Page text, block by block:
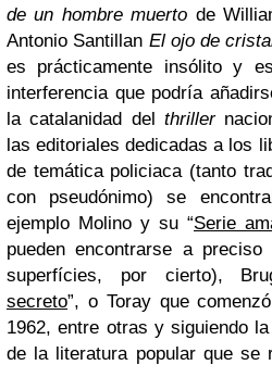
de un hombre muerto de
Antonio Santillan El ojo de
es prácticamente insólito y
interferencia que podría
la catalanidad del thriller
las editoriales dedicadas a los
de temática policiaca (tanto
con pseudónimo) se
ejemplo Molino y su “Serie
pueden encontrarse a
superfícies, por cierto),
secreto”, o Toray que
1962, entre otras y siguiendo
de la literatura popular que se